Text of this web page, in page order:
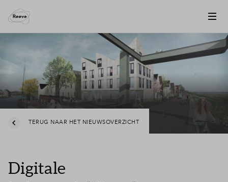
TERUG NAAR HET NIEUWSOVERZICHT
Digitale